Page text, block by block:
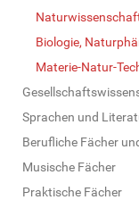
Biologie,
Materie-Natur-
Sprachen und
Berufliche Fächer
Musische Fächer
Praktische Fächer